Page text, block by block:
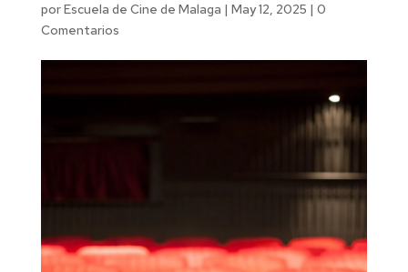
porEscuela de Cine de Malaga | May 12, 2025 | 0
Comentarios